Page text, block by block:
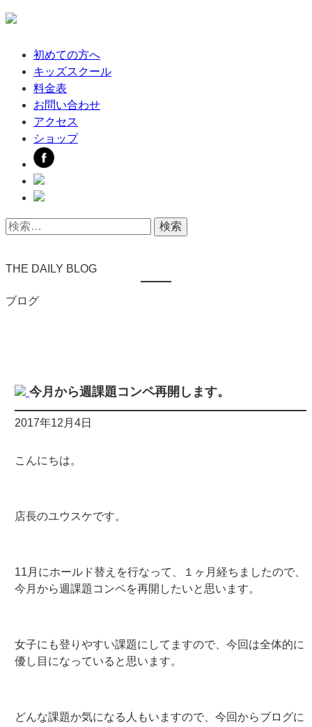
初めての方へ
キッズスクール
料金表
お問い合わせ
アクセス
ショップ
THE DAILY BLOG
ブログ
今月から週課題コンペ再開します。
2017年12月4日
こんにちは。
店長のユウスケです。
11月にホールド替えを行なって、１ヶ月経ちましたので、
今月から週課題コンペを再開したいと思います。
女子にも登りやすい課題にしてますので、今回は全体的に
優し目になっていると思います。
どんな課題か気になる人もいますので、今回からブログに